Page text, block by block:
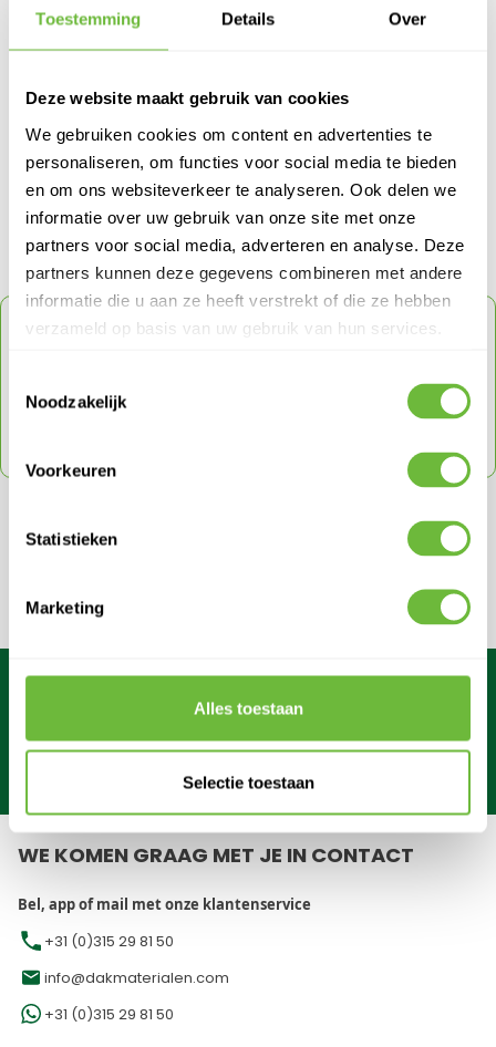
Toestemming Details Over
Deze website maakt gebruik van cookies
We gebruiken cookies om content en advertenties te
personaliseren, om functies voor social media te bieden
en om ons websiteverkeer te analyseren. Ook delen we
informatie over uw gebruik van onze site met onze
partners voor social media, adverteren en analyse. Deze
partners kunnen deze gegevens combineren met andere
informatie die u aan ze heeft verstrekt of die ze hebben
verzameld op basis van uw gebruik van hun services.
Noodzakelijk
Voorkeuren
Statistieken
Marketing
Alles toestaan
Selectie toestaan
ADMIN ADMIN
Meer Dakbazen Dakblogs van Admin Admin
> Subsidie voor dakisolatie in 2026: zo haal je het maximale eruit
> Kniebescherming op het werk
> Fento - Kniebeschermers
ONTVANG5% KORTINGOP JE VOLGENDE
Schrijf je in voor onze nieuwsbrief en ontvang direct
een code voor 5% korting op je volgende order
Mis nooit meer een actie en ontvang direct een kortingscode.
Schrijf in
Binnen1 werkdagverzonden!
Maandagt/mzaterdag bereikbaar
WE KOMEN GRAAG MET JE IN CONTACT
Bel, app of mail met onze klantenservice
+31 (0)315 29 81 50
info@dakmaterialen.com
+31 (0)315 29 81 50